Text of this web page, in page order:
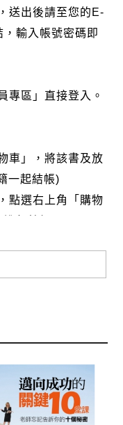
送出後請至您的E-
輸入帳號密碼即
專區」直接登入。
車」，將該書及放
一起結帳)
點選右上角「購物
您的銀行帳號後
核銷作業。
三日內至郵局填寫
大名一致，以利